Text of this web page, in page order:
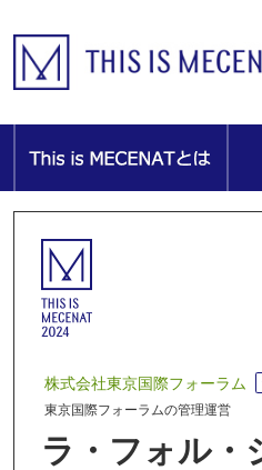
株式会社東京国際フォーラム
東京国際フォーラムの管理運営
ラ・フォル・